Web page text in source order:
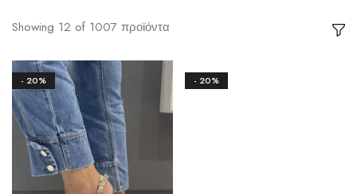
Showing 12 of 1007 προϊόντα
- 20% - 20%